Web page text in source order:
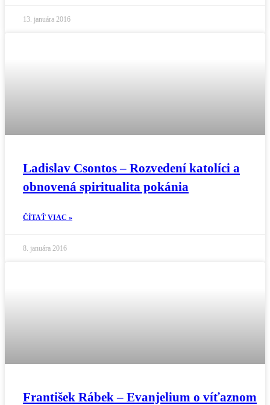
13. januára 2016
Ladislav Csontos – Rozvedení katolíci a
obnovená spiritualita pokánia
ČÍTAŤ VIAC »
8. januára 2016
František Rábek – Evanjelium o víťaznom